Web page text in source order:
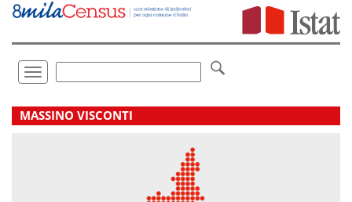
Vai
direttamente
Toggle
navigation
.
MASSINO VISCONTI